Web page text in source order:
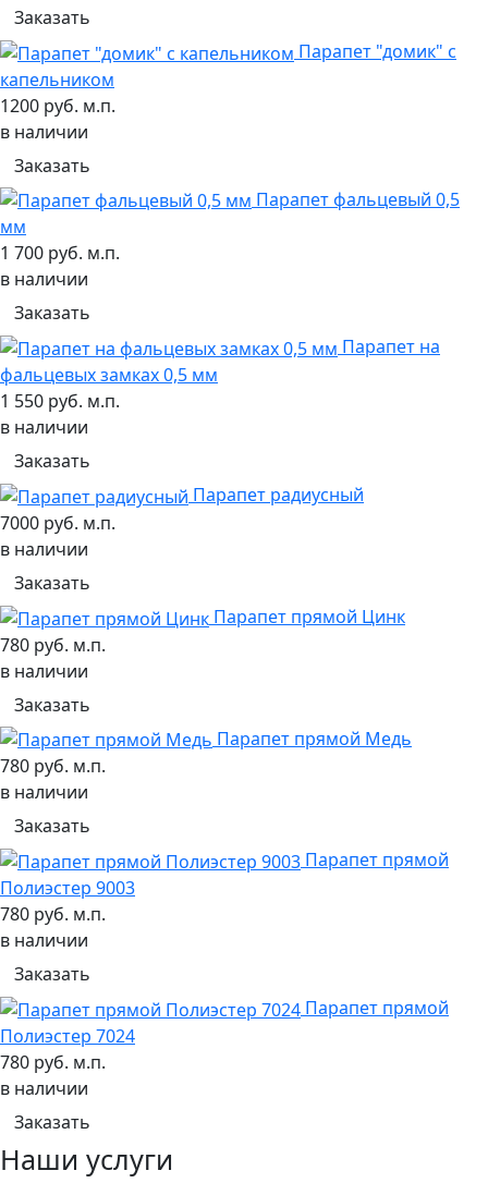
Заказать
Парапет "домик" с
капельником
1200 руб. м.п.
в наличии
Заказать
Парапет фальцевый 0,5
мм
1 700 руб. м.п.
в наличии
Заказать
Парапет на
фальцевых замках 0,5 мм
1 550 руб. м.п.
в наличии
Заказать
Парапет радиусный
7000 руб. м.п.
в наличии
Заказать
Парапет прямой Цинк
780 руб. м.п.
в наличии
Заказать
Парапет прямой Медь
780 руб. м.п.
в наличии
Заказать
Парапет прямой
Полиэстер 9003
780 руб. м.п.
в наличии
Заказать
Парапет прямой
Полиэстер 7024
780 руб. м.п.
в наличии
Заказать
Наши услуги